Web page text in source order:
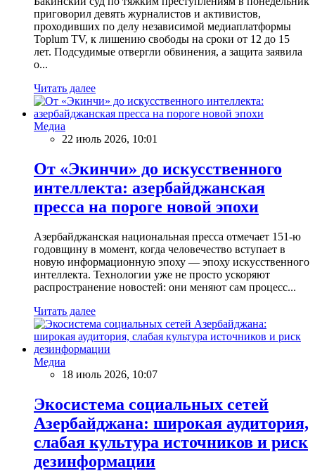
приговорил девять журналистов и активистов,
проходивших по делу независимой медиаплатформы
Toplum TV, к лишению свободы на сроки от 12 до 15
лет. Подсудимые отвергли обвинения, а защита заявила
о...
Читать далее
Медиа
22 июль 2026, 10:01
От «Экинчи» до искусственного
интеллекта: азербайджанская
пресса на пороге новой эпохи
Азербайджанская национальная пресса отмечает 151-ю
годовщину в момент, когда человечество вступает в
новую информационную эпоху — эпоху искусственного
интеллекта. Технологии уже не просто ускоряют
распространение новостей: они меняют сам процесс...
Читать далее
Медиа
18 июль 2026, 10:07
Экосистема социальных сетей
Азербайджана: широкая аудитория,
слабая культура источников и риск
дезинформации